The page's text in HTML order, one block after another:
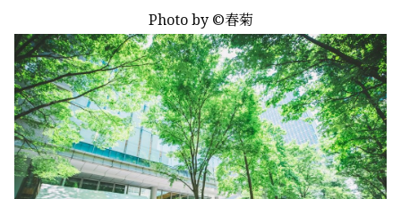
Photo by ©春菊